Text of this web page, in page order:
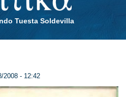
Tuesta Soldevilla
2008 - 12:42